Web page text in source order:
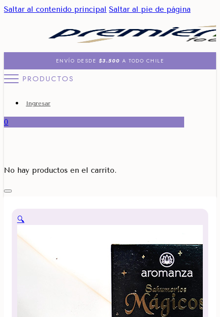
Saltar al contenido principal Saltar al pie de página
ENVÍO DESDE $3.500 A TODO CHILE
PRODUCTOS
Ingresar
0
No hay productos en el carrito.
🔍